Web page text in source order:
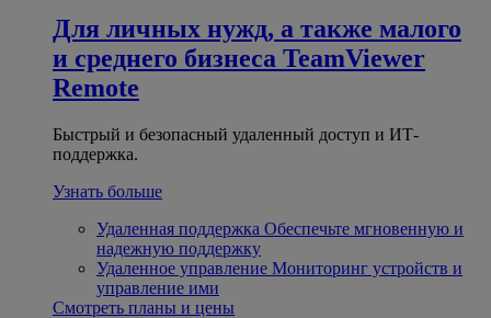
Для личных нужд, а также малого
и среднего бизнеса TeamViewer
Remote
Быстрый и безопасный удаленный доступ и ИТ-
поддержка.
Узнать больше
Удаленная поддержка Обеспечьте мгновенную и
надежную поддержку
Удаленное управление Мониторинг устройств и
управление ими
Смотреть планы и цены